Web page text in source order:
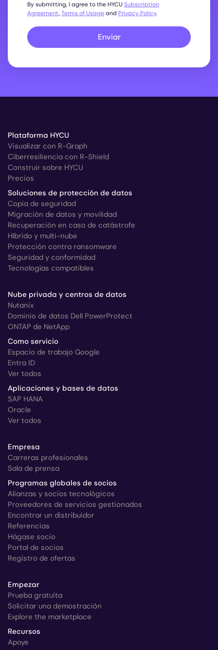
By submitting, I agree to the HYCU Subscription
Agreement,Terms of Usageand Privacy Policy.
Enviar
Plataforma HYCU
Visualizar con R-Graph
Ciberresiliencia con R-Shield
Construir sobre HYCU
Precios
Soluciones de protección de datos
Copia de seguridad
Migración de datos y movilidad
Recuperación en caso de catástrofe
Híbrido y multi-nube
Protección contra ransomware
Seguridad y conformidad
Tecnologías compatibles
Nube privada y centros de datos
Nutanix
Dominio de datos Dell PowerProtect
ONTAP de NetApp
Como servicio
Espacio de trabajo Google
Entra ID
Ver todos
Aplicaciones y bases de datos
SAP HANA
Oracle
Ver todos
Empresa
Carreras profesionales
Sala de prensa
Programas globales de socios
Alianzas y socios tecnológicos
Proveedores de servicios gestionados
Encontrar un distribuidor
Referencias
Hágase socio
Portal de socios
Registro de ofertas
Empezar
Prueba gratuita
Solicitar una demostración
Explore the marketplace
Recursos
Apoye